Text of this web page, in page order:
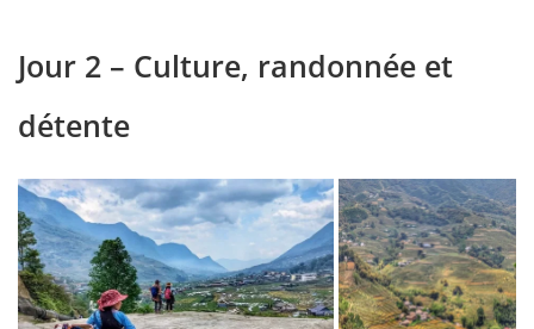
Jour 2 – Culture, randonnée et
détente